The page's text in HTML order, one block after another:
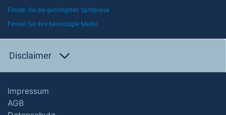
Finden Sie die günstigsten Spritpreise
Finden Sie Ihre bevorzugte Marke
Disclaimer
Impressum
AGB